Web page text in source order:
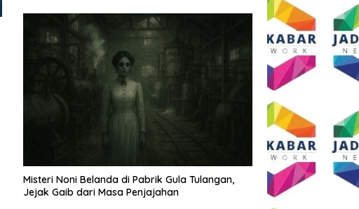
Misteri Noni Belanda di Pabrik Gula Tulangan,
Jejak Gaib dari Masa Penjajahan